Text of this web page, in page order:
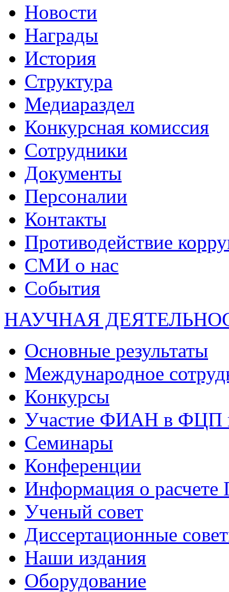
Новости
Награды
История
Структура
Медиараздел
Конкурсная комиссия
Сотрудники
Документы
Персоналии
Контакты
Противодействие
СМИ о нас
События
НАУЧНАЯ
Основные результаты
Международное
Конкурсы
Участие ФИАН в ФЦП
Семинары
Конференции
Информация о
Ученый совет
Диссертационные
Наши издания
Оборудование